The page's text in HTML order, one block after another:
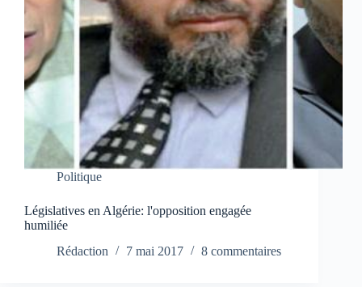
Politique
Législatives en Algérie: l'opposition engagée
humiliée
Rédaction
7 mai 2017 8 commentaires